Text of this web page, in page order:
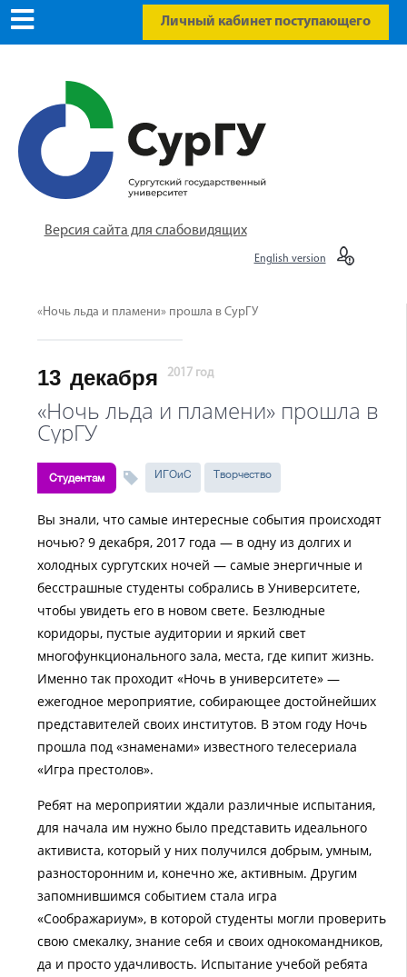
Личный кабинет поступающего
Версия сайта для слабовидящих
English version
«Ночь льда и пламени» прошла в СурГУ
13 декабря 2017 год
«Ночь льда и пламени» прошла в
СурГУ
Студентам ИГОиС Творчество
Вы знали, что самые интересные события происходят
ночью? 9 декабря, 2017 года — в одну из долгих и
холодных сургутских ночей — самые энергичные и
бесстрашные студенты собрались в Университете,
чтобы увидеть его в новом свете. Безлюдные
коридоры, пустые аудитории и яркий свет
многофункционального зала, места, где кипит жизнь.
Именно так проходит «Ночь в университете» —
ежегодное мероприятие, собирающее достойнейших
представителей своих институтов. В этом году Ночь
прошла под «знаменами» известного телесериала
«Игра престолов».
Ребят на мероприятии ждали различные испытания,
для начала им нужно было представить идеального
активиста, который у них получился добрым, умным,
разносторонним и, конечно же, активным. Другим
запомнившимся событием стала игра
«Соображариум», в которой студенты могли проверить
свою смекалку, знание себя и своих однокомандников,
да и просто удачливость. Испытание учебой ребята